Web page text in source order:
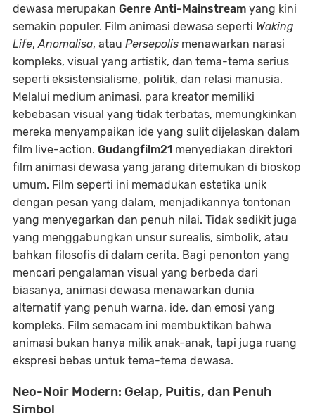
dewasa merupakan Genre Anti-Mainstream yang kini
semakin populer. Film animasi dewasa seperti Waking
Life,Anomalisa, atau Persepolis menawarkan narasi
kompleks, visual yang artistik, dan tema-tema serius
seperti eksistensialisme, politik, dan relasi manusia.
Melalui medium animasi, para kreator memiliki
kebebasan visual yang tidak terbatas, memungkinkan
mereka menyampaikan ide yang sulit dijelaskan dalam
film live-action. Gudangfilm21 menyediakan direktori
film animasi dewasa yang jarang ditemukan di bioskop
umum. Film seperti ini memadukan estetika unik
dengan pesan yang dalam, menjadikannya tontonan
yang menyegarkan dan penuh nilai. Tidak sedikit juga
yang menggabungkan unsur surealis, simbolik, atau
bahkan filosofis di dalam cerita. Bagi penonton yang
mencari pengalaman visual yang berbeda dari
biasanya, animasi dewasa menawarkan dunia
alternatif yang penuh warna, ide, dan emosi yang
kompleks. Film semacam ini membuktikan bahwa
animasi bukan hanya milik anak-anak, tapi juga ruang
ekspresi bebas untuk tema-tema dewasa.
Neo-Noir Modern: Gelap, Puitis, dan Penuh
Simbol